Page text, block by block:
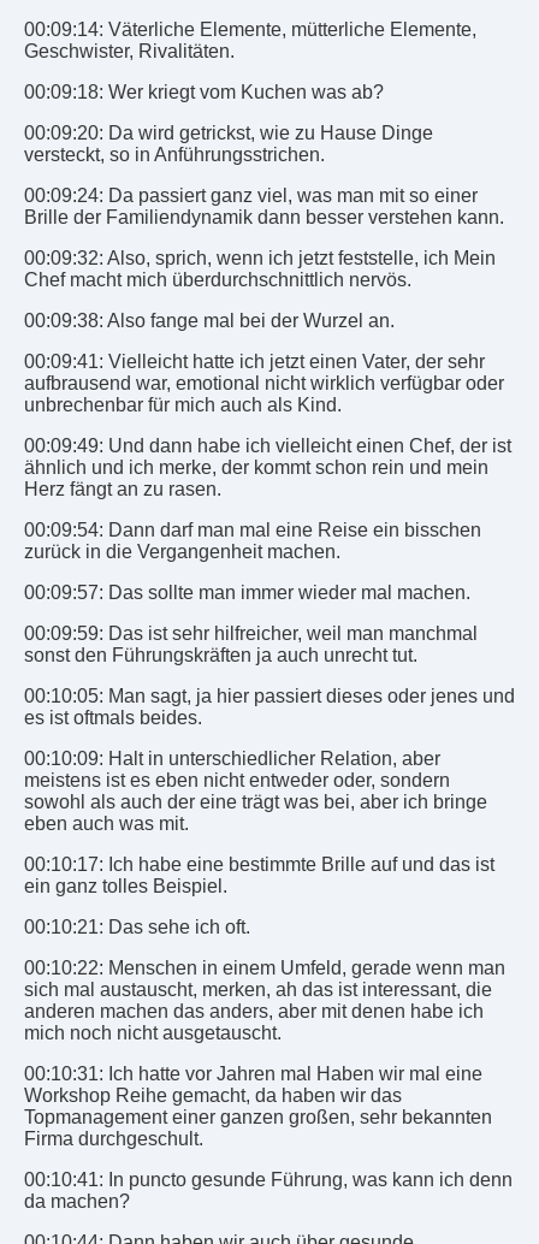
00:09:14: Väterliche Elemente, mütterliche Elemente,
Geschwister, Rivalitäten.
00:09:18: Wer kriegt vom Kuchen was ab?
00:09:20: Da wird getrickst, wie zu Hause Dinge
versteckt, so in Anführungsstrichen.
00:09:24: Da passiert ganz viel, was man mit so einer
Brille der Familiendynamik dann besser verstehen kann.
00:09:32: Also, sprich, wenn ich jetzt feststelle, ich Mein
Chef macht mich überdurchschnittlich nervös.
00:09:38: Also fange mal bei der Wurzel an.
00:09:41: Vielleicht hatte ich jetzt einen Vater, der sehr
aufbrausend war, emotional nicht wirklich verfügbar oder
unbrechenbar für mich auch als Kind.
00:09:49: Und dann habe ich vielleicht einen Chef, der ist
ähnlich und ich merke, der kommt schon rein und mein
Herz fängt an zu rasen.
00:09:54: Dann darf man mal eine Reise ein bisschen
zurück in die Vergangenheit machen.
00:09:57: Das sollte man immer wieder mal machen.
00:09:59: Das ist sehr hilfreicher, weil man manchmal
sonst den Führungskräften ja auch unrecht tut.
00:10:05: Man sagt, ja hier passiert dieses oder jenes und
es ist oftmals beides.
00:10:09: Halt in unterschiedlicher Relation, aber
meistens ist es eben nicht entweder oder, sondern
sowohl als auch der eine trägt was bei, aber ich bringe
eben auch was mit.
00:10:17: Ich habe eine bestimmte Brille auf und das ist
ein ganz tolles Beispiel.
00:10:21: Das sehe ich oft.
00:10:22: Menschen in einem Umfeld, gerade wenn man
sich mal austauscht, merken, ah das ist interessant, die
anderen machen das anders, aber mit denen habe ich
mich noch nicht ausgetauscht.
00:10:31: Ich hatte vor Jahren mal Haben wir mal eine
Workshop Reihe gemacht, da haben wir das
Topmanagement einer ganzen großen, sehr bekannten
Firma durchgeschult.
00:10:41: In puncto gesunde Führung, was kann ich denn
da machen?